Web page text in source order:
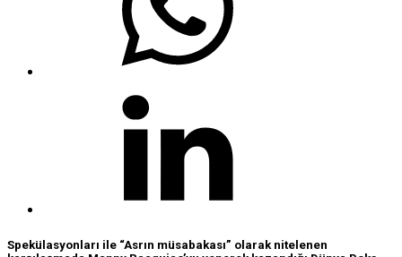
Spekülasyonları ile “Asrın müsabakası” olarak nitelenen